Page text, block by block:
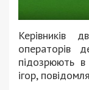
Керівників
операторів
підозрюють в
ігор,